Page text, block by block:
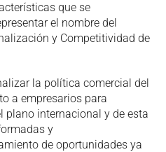
que se
el nombre del
y Competitividad de
la política comercial del
a empresarios para
plano internacional y de esta
y
de oportunidades ya